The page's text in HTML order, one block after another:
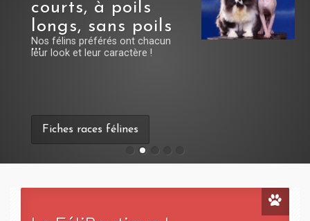
préférés ont chacun
et leur caractère !